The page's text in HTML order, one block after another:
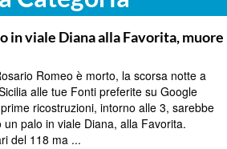
in viale Diana alla Favorita, muore
Romeo è morto, la scorsa notte a
alle tue Fonti preferite su Google
ricostruzioni, intorno alle 3, sarebbe
palo in viale Diana, alla Favorita.
del 118 ma ...